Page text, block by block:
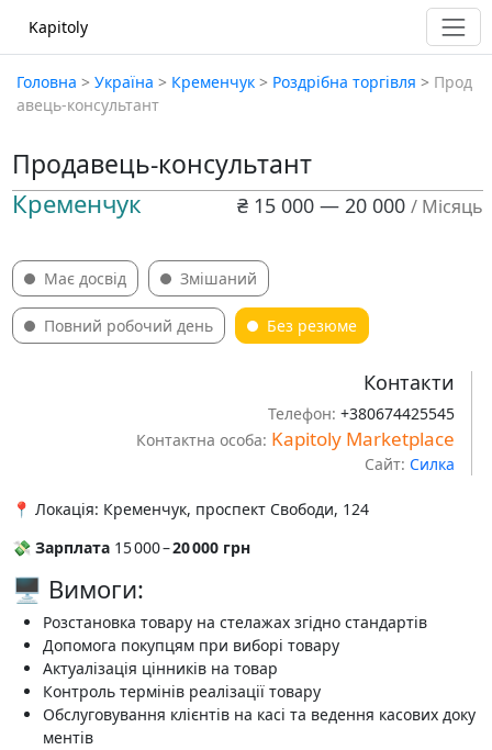
Kapitoly
Головна > Україна > Кременчук > Роздрібна торгівля > Прод
авець-консультант
Продавець-консультант
₴ 15 000 — 20 000 / Місяць
Кременчук
Має досвід Змішаний
Повний робочий день Без резюме
Контакти
Телефон: +380674425545
Контактна особа: Kapitoly Marketplace
Сайт: Силка
📍 Локація: Кременчук, проспект Свободи, 124
💸 Зарплата15 000 –20 000 грн
🖥 Вимоги:
Розстановка товару на стелажах згідно стандартів
Допомога покупцям при виборі товару
Актуалізація цінників на товар
Контроль термінів реалізації товару
Обслуговування клієнтів на касі та ведення касових доку
ментів